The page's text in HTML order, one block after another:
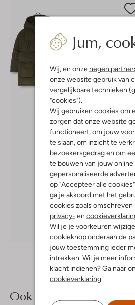
Jum,
Wij, en onze negen
onze website gebruik van
vergelijkbare technieken
"cookies").
Wij gebruiken cookies om
zorgen dat onze website
functioneert, om jouw
te slaan, om inzicht te
bezoekersgedrag en om
te bouwen van jouw
gepersonaliseerde
op "Accepteer alle
ga je akkoord met het
cookies zoals omschreven
privacy- en
Wil je je voorkeuren
cookieknop onderaan de
jouw toestemming ieder
intrekken. Wil je meer
klacht indienen? Ga naar
cookieverklaring.
Ontdek de look
Ook iets voor jou?